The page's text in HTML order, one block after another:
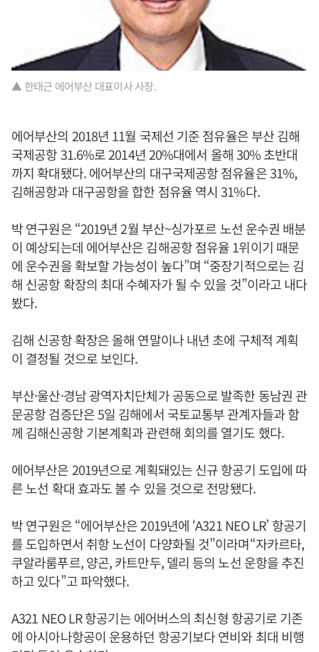
▲ 한태근 에어부산 대표이사 사장.
에어부산의 2018년 11월 국제선 기준 점유율은 부산 김해
국제공항 31.6%로 2014년 20%대에서 올해 30% 초반대
까지 확대됐다. 에어부산의 대구국제공항 점유율은 31%,
김해공항과 대구공항을 합한 점유율 역시 31%다.
박 연구원은 “2019년 2월 부산~싱가포르 노선 운수권 배분
이 예상되는데 에어부산은 김해공항 점유율 1위이기 때문
에 운수권을 확보할 가능성이 높다”며 “중장기적으로는 김
해 신공항 확장의 최대 수혜자가 될 수 있을 것”이라고 내다
봤다.
김해 신공항 확장은 올해 연말이나 내년 초에 구체적 계획
이 결정될 것으로 보인다.
부산·울산·경남 광역자치단체가 공동으로 발족한 동남권 관
문공항 검증단은 5일 김해에서 국토교통부 관계자들과 함
께 김해신공항 기본계획과 관련해 회의를 열기도 했다.
에어부산은 2019년으로 계획돼있는 신규 항공기 도입에 따
른 노선 확대 효과도 볼 수 있을 것으로 전망됐다.
박 연구원은 “에어부산은 2019년에 ‘A321 NEO LR’ 항공기
를 도입하면서 취항 노선이 다양화될 것”이라며“자카르타,
쿠알라룸푸르, 양곤, 카트만두, 델리 등의 노선 운항을 추진
하고 있다”고 파악했다.
A321 NEO LR 항공기는 에어버스의 최신형 항공기로 기존
에 아시아나항공이 운용하던 항공기보다 연비와 최대 비행